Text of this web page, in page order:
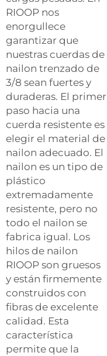
RIOOP nos
enorgullece
garantizar que
nuestras cuerdas de
nailon trenzado de
3/8 sean fuertes y
duraderas. El primer
paso hacia una
cuerda resistente es
elegir el material de
nailon adecuado. El
nailon es un tipo de
plástico
extremadamente
resistente, pero no
todo el nailon se
fabrica igual. Los
hilos de nailon
RIOOP son gruesos
y están firmemente
construidos con
fibras de excelente
calidad. Esta
característica
permite que la